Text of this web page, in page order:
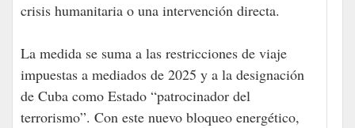
crisis humanitaria o una intervención directa.
La medida se suma a las restricciones de viaje
impuestas a mediados de 2025 y a la designación
de Cuba como Estado “patrocinador del
terrorismo”. Con este nuevo bloqueo energético,